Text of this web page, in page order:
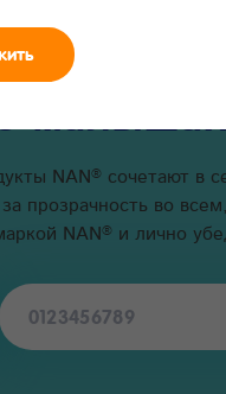
малышах
NAN ®
сочетают в
прозрачность во
NAN ® и лично